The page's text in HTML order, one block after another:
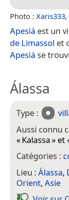
Photo : Xaris333,
Apesiá est un
de Limassol et
Apesiá se
Álassa
Type :
Aussi connu
«Kalassa» et
Catégories :
Lieu :Álassa,
Orient, Asie